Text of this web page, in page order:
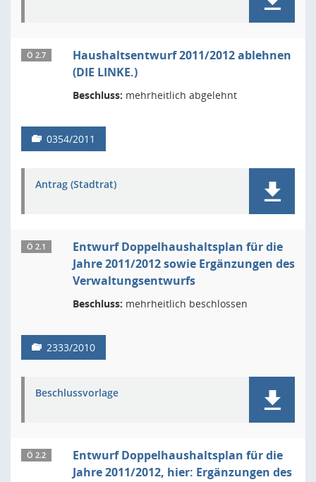
Ö 2.7
Haushaltsentwurf 2011/2012 ablehnen
(DIE LINKE.)
Beschluss: mehrheitlich abgelehnt
0354/2011
Antrag (Stadtrat)
Ö 2.1
Entwurf Doppelhaushaltsplan für die
Jahre 2011/2012 sowie Ergänzungen des
Verwaltungsentwurfs
Beschluss: mehrheitlich beschlossen
2333/2010
Beschlussvorlage
Ö 2.2
Entwurf Doppelhaushaltsplan für die
Jahre 2011/2012, hier: Ergänzungen des